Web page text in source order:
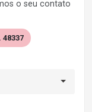
o seu contato
48337